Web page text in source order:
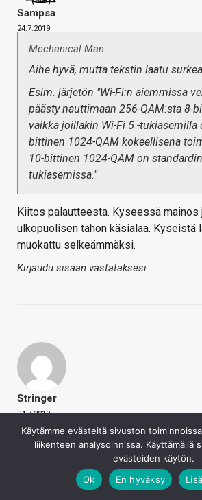
Sampsa
24.7.2019
Mechanical Man
Aihe hyvä, mutta tekstin laatu
Esim. järjetön "Wi-Fi:n aiemmissa
päästy nauttimaan 256-QAM:sta 8-
vaikka joillakin Wi-Fi 5 -tukiasemilla
bittinen 1024-QAM kokeellisena
10-bittinen 1024-QAM on
tukiasemissa."
Kiitos palautteesta. Kyseessä mainos
ulkopuolisen tahon käsialaa. Kyseistä
muokattu selkeämmäksi.
Kirjaudu sisään vastataksesi
Stringer
24.7.2019
Ihan kivoja vekottimia varmasti
ymmärrä miksi niitä kuristetaan 1Gb:n
nyt ainakin yhden SFP+ paikan voisi
paikallisverkon kytkettyä.
Käytämme evästeitä sivuston
liikenteen analysoinnissa. Käyttämällä
evästeiden käytön.
Ok
En hyväksy